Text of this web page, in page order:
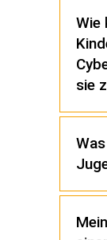
Wie
sie